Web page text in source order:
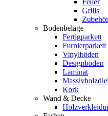
Grills
Zubehör
Bodenbeläge
Fertigparkett
Furnierparkett
Vinylböden
Designböden
Laminat
Kork
Wand & Decke